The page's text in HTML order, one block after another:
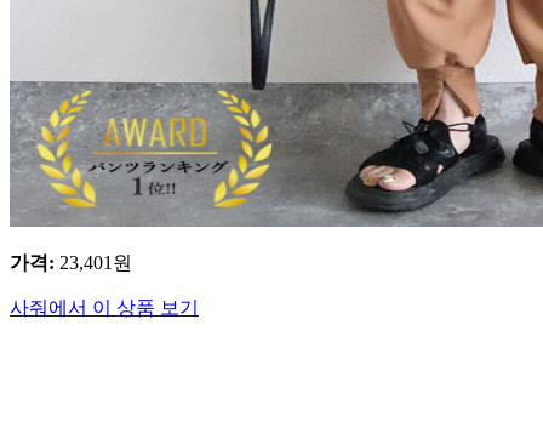
가격: 23,401 원
사줘에서 이 상품 보기